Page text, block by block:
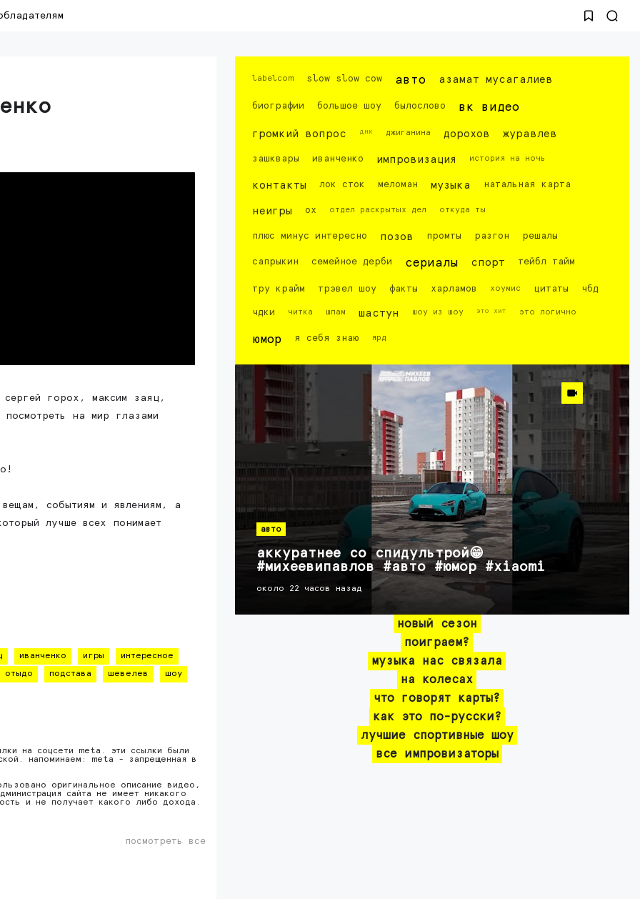
горох, максим заяц,
на мир глазами
событиям и явлениям, а
лучше всех понимает
иванченко игры интересное
отыдо подстава шевелев шоу
на соцсети meta. эти ссылки были
напоминаем: meta - запрещенная в
оригинальное описание видео,
сайта не имеет никакого
и не получает какого либо дохода.
посмотреть все
labelcom slow slow cow авто азамат мусагалиев
биографии большое шоу былослово вк видео
громкий вопрос днк джиганина дорохов журавлев
зашквары иванченко импровизация история на ночь
контакты лок сток меломан музыка натальная карта
неигры ох отдел раскрытых дел откуда ты
плюс минус интересно позов промты разгон решалы
сапрыкин семейное дерби сериалы спорт тейбл тайм
тру крайм трэвел шоу факты харламов хоумис цитаты чбд
чдки читка шпам шастун шоу из шоу это хит это логично
юмор я себя знаю ярд
авто
аккуратнее со спидультрой😁
#михеевипавлов #авто #юмор #xiaomi
около 22 часов назад
новый сезон
поиграем?
музыка нас связала
на колесах
что говорят карты?
как это по-русски?
лучшие спортивные шоу
все импровизаторы